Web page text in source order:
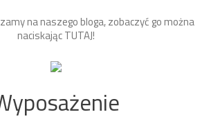
na naszego bloga, zobaczyć go można
naciskającTUTAJ!